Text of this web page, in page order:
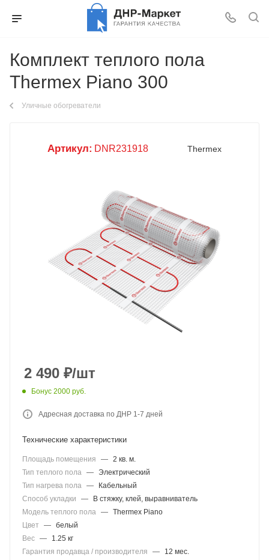
Комплект теплого пола
Thermex Piano 300
Уличные обогреватели
Артикул: DNR231918 Thermex
2 490 ₽/шт
Бонус 2000 руб.
Адресная доставка по ДНР 1-7 дней
Технические характеристики
Площадь помещения — 2 кв. м.
Тип теплого пола — Электрический
Тип нагрева пола —
Кабельный
Способ укладки
—
В стяжку, клей, выравниватель
Модель теплого пола — Thermex Piano
Цвет
— белый
Вес —
1.25 кг
Гарантия продавца / производителя
—
12 мес.